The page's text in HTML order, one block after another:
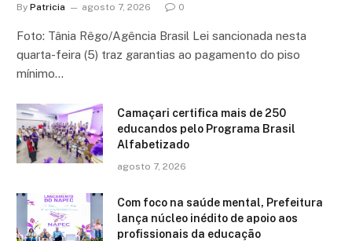
By Patricia agosto 7, 2026 0
Foto: Tânia Rêgo/Agência Brasil Lei sancionada nesta
quarta-feira (5) traz garantias ao pagamento do piso
mínimo…
Camaçari certifica mais de 250
educandos pelo Programa Brasil
Alfabetizado
agosto 7, 2026
Com foco na saúde mental, Prefeitura
lança núcleo inédito de apoio aos
profissionais da educação